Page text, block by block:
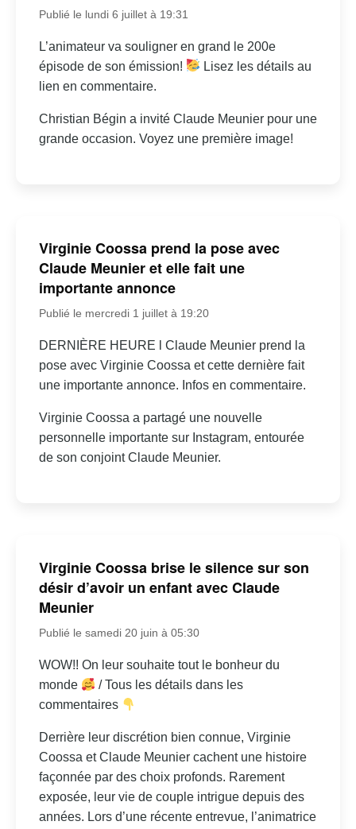
Publié le lundi 6 juillet à 19:31
L’animateur va souligner en grand le 200e
épisode de son émission!
Lisez les détails au
lien en commentaire.
Christian Bégin a invité Claude Meunier pour une
grande occasion. Voyez une première image!
Virginie Coossa prend la pose avec
Claude Meunier et elle fait une
importante annonce
Publié le mercredi 1 juillet à 19:20
DERNIÈRE HEURE l Claude Meunier prend la
pose avec Virginie Coossa et cette dernière fait
une importante annonce. Infos en commentaire.
Virginie Coossa a partagé une nouvelle
personnelle importante sur Instagram, entourée
de son conjoint Claude Meunier.
Virginie Coossa brise le silence sur son
désir d’avoir un enfant avec Claude
Meunier
Publié le samedi 20 juin à 05:30
WOW!! On leur souhaite tout le bonheur du
monde
/ Tous les détails dans les
commentaires
Derrière leur discrétion bien connue, Virginie
Coossa et Claude Meunier cachent une histoire
façonnée par des choix profonds. Rarement
exposée, leur vie de couple intrigue depuis des
années. Lors d’une récente entrevue, l’animatrice